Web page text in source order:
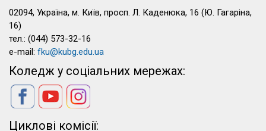
02094, Україна, м. Київ, просп. Л. Каденюка, 16 (Ю. Гагаріна,
16)
тел.: (044) 573-32-16
e-mail: fku@kubg.edu.ua
Коледж у соціальних мережах:
Циклові комісії: